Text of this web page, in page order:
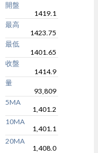
開盤
1419.1
最高
1423.75
最低
1401.65
收盤
1414.9
量
93,809
5MA
1,401.2
10MA
1,401.1
20MA
1,408.0